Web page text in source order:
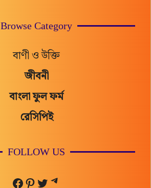
Browse Category
বাণী ও উক্তি
জীবনী
বাংলা ফুল ফর্ম
রেসিপিই
FOLLOW US
Facebook
Pinterest
TwitterTelegram